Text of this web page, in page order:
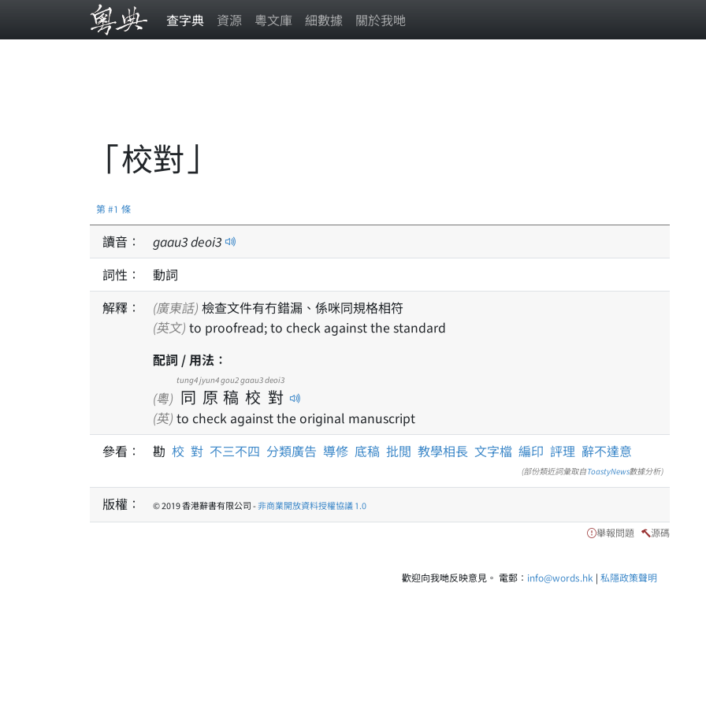
查字典 資源 粵文庫 細數據 關於我哋
「校對」
第 #1 條
讀音： gaau3deoi3
詞性：
動詞
解釋：
(廣東話) 檢查文件有冇錯漏、係咪同規格相符
(英文) to proofread; to check against the standard
配詞 / 用法：
(粵) 同
tung4
原
jyun4
稿
gou2
校
gaau3
對
deoi3
(英) to check against the original manuscript
參看：
勘 校 對 不三不四 分類廣告 導修 底稿 批閲 教學相長 文字檔 編印 評理 辭不達意
(部份類近詞彙取自ToastyNews數據分析)
版權： © 2019 香港辭書有限公司 -非商業開放資料授權協議 1.0
舉報問題 源碼
歡迎向我哋反映意見。 電郵： info@words.hk | 私隱政策聲明